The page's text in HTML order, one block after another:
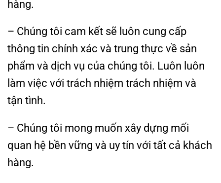
hàng.
– Chúng tôi cam kết sẽ luôn cung cấp
thông tin chính xác và trung thực về sản
phẩm và dịch vụ của chúng tôi. Luôn luôn
làm việc với trách nhiệm trách nhiệm và
tận tình.
– Chúng tôi mong muốn xây dựng mối
quan hệ bền vững và uy tín với tất cả khách
hàng.